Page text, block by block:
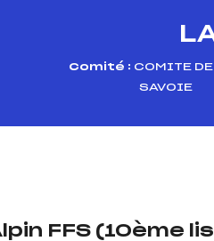
Comité : COMITE
SAVOIE
FFS (10ème